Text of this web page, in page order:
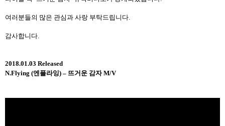
여러분들의 많은 관심과 사랑 부탁드립니다.
감사합니다.
2018.01.03 Released
N.Flying (엔플라잉) – 뜨거운 감자M/V